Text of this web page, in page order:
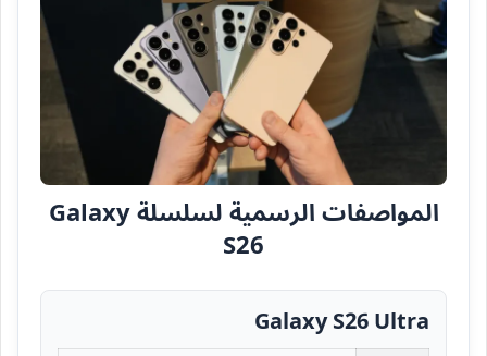
المواصفات الرسمية لسلسلة Galaxy
S26
Galaxy S26 Ultra